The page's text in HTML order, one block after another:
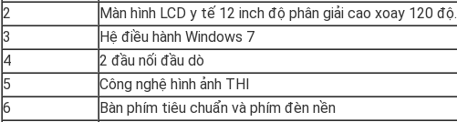
2
Màn hình LCD y tế 12 inch độ phân giải cao xoay 120 độ.
3
Hệ điều hành Windows 7
4
2 đầu nối đầu dò
5
Công nghệ hình ảnh THI
6
Bàn phím tiêu chuẩn và phím đèn nền